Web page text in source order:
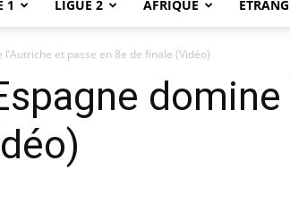
1 LIGUE 2 AFRIQUE
et passe en 8e de finale (Vidéo)